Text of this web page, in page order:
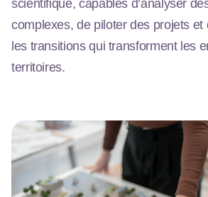
scientifique, capables d’analyser
complexes, de piloter des projets et
les transitions qui transforment les
territoires.